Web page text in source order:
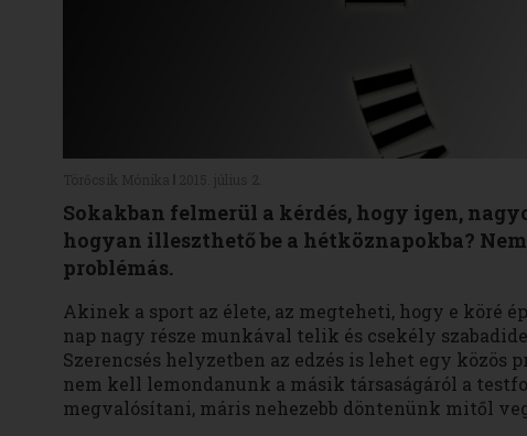
Sokakban felmerül a kérdés, hogy igen,
hogyan illeszthető be a hétköznapokba?
problémás.
Akinek a sport az élete, az megteheti, hogy e köré
nap nagy része munkával telik és csekély
Szerencsés helyzetben az edzés is lehet egy közös
nem kell lemondanunk a másik társaságáról a
megvalósítani, máris nehezebb döntenünk mitől